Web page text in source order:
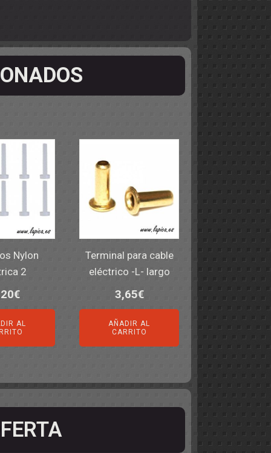
Nylon
2
€
AL
Terminal para cable
eléctrico -L- largo
3,65€
AÑADIR AL
CARRITO